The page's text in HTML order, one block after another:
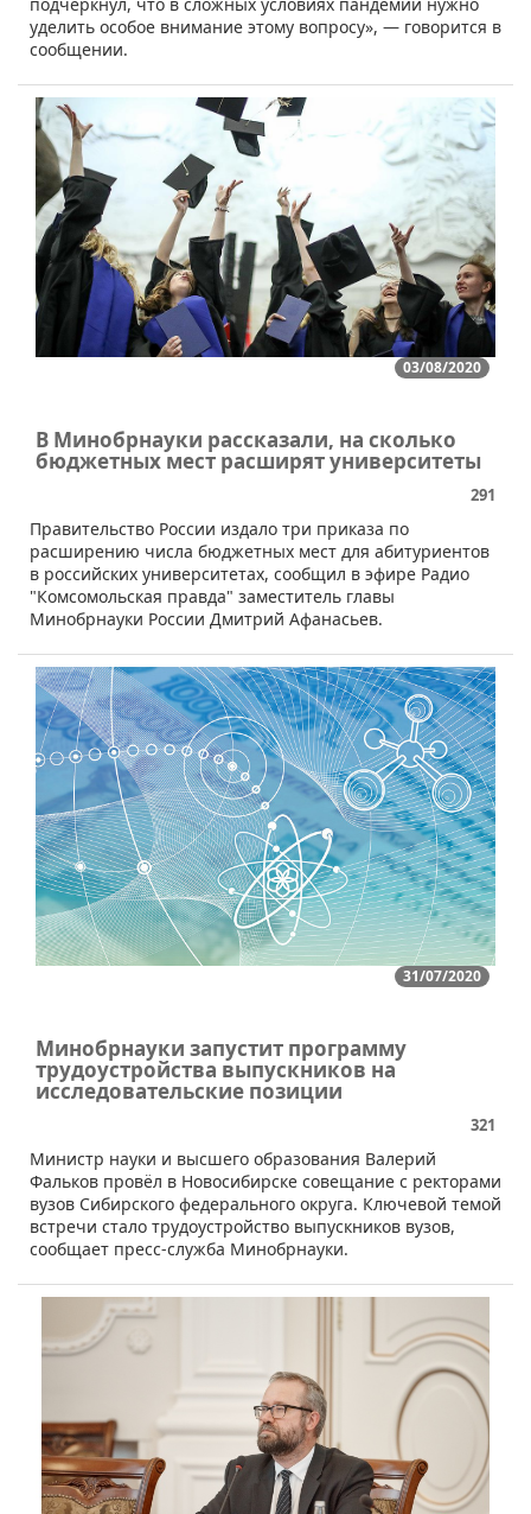
подчеркнул, что в сложных условиях пандемии нужно
уделить особое внимание этому вопросу», — говорится в
сообщении.
03/08/2020
В Минобрнауки рассказали, на сколько
бюджетных мест расширят университеты
291
​Правительство России издало три приказа по
расширению числа бюджетных мест для абитуриентов
в российских университетах, сообщил в эфире Радио
"Комсомольская правда" заместитель главы
Минобрнауки России ​​Дмитрий Афанасьев.
31/07/2020
Минобрнауки запустит программу
трудоустройства выпускников на
исследовательские позиции
321
Министр науки и высшего образования Валерий
Фальков провёл в Новосибирске совещание с ректорами
вузов Сибирского федерального округа. Ключевой темой
встречи стало трудоустройство выпускников вузов,
сообщает пресс-служба Минобрнауки.